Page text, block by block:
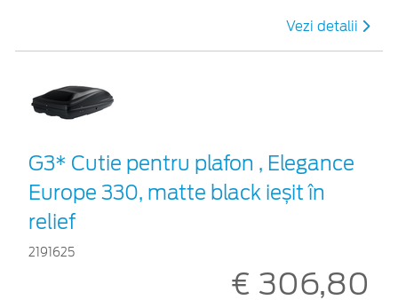
Vezi detalii
G3* Cutie pentru plafon , Elegance
Europe 330, matte black ieșit în
relief
2191625
€ 306,80